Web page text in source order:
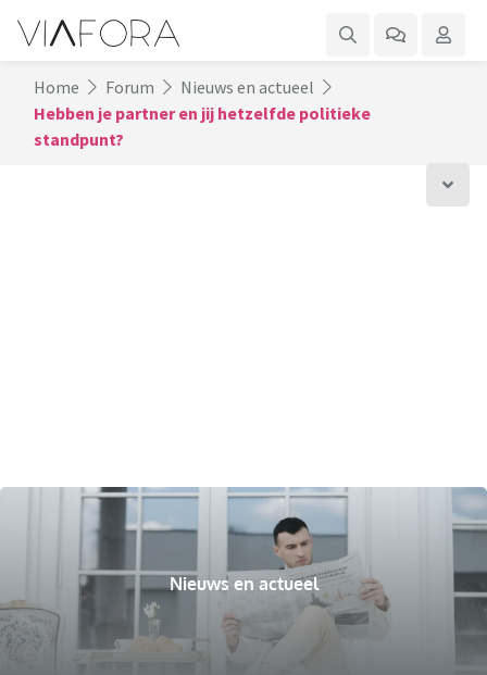
Home Forum
Nieuws en actueel
Hebben je partner en jij hetzelfde politieke
standpunt?
Nieuws en actueel